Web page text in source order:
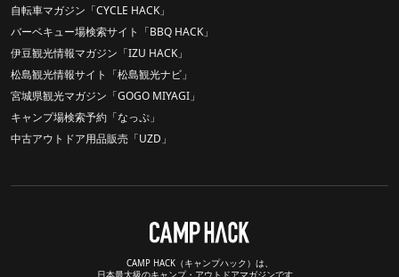
自転車マガジン「CYCLE HACK」
バーベキュー場検索サイト「BBQ HACK」
伊豆観光情報マガジン「IZU HACK」
松島観光情報サイト「松島観光ナビ」
宮城県観光マガジン「GOGO MIYAGI」
キャンプ場検索予約「なっぷ」
中古アウトドア用品販売「UZD」
CAMP HACK（キャンプハック）は、